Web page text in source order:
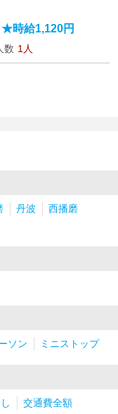
時給1,120円
数 1人
丹波
西播磨
ソン ミニストップ
交通費全額